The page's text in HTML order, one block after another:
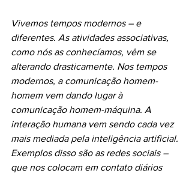
Vivemos tempos modernos – e
diferentes. As atividades associativas,
como nós as conhecíamos, vêm se
alterando drasticamente. Nos tempos
modernos, a comunicação homem-
homem vem dando lugar à
comunicação homem-máquina. A
interação humana vem sendo cada vez
mais mediada pela inteligência artificial.
Exemplos disso são as redes sociais –
que nos colocam em contato diários